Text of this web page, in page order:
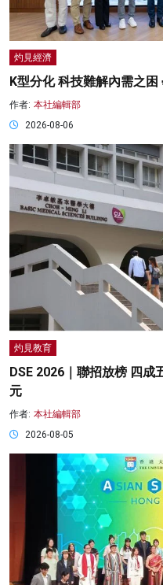
灼見經濟
K型分化 科技難解內需之
作者: 本社編輯部
2026-08-06
灼見教育
DSE 2026｜聯招放榜 四
元
作者: 本社編輯部
2026-08-05